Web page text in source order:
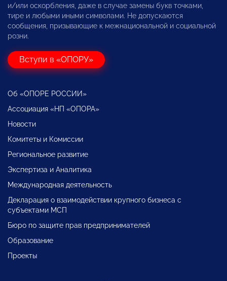
и/или оскорбления, даже в случае замены букв точками,
тире и любыми иными символами. Не допускаются
сообщения, призывающие к межнациональной и социальной
розни.
Вступи в «ОПОРУ»
Об «ОПОРЕ РОССИИ»
Ассоциация «НП «ОПОРА»
Новости
Комитеты и Комиссии
Региональное развитие
Экспертиза и Аналитика
Международная деятельность
Декларация о взаимодействии крупного бизнеса с
субъектами МСП
Бюро по защите прав предпринимателей
Образование
Проекты